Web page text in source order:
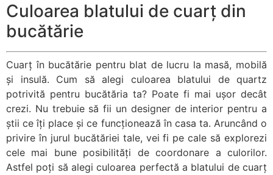
Culoarea blatului de cuarț din
bucătărie
Cuarț în bucătărie pentru blat de lucru la masă, mobilă
și insulă. Cum să alegi culoarea blatului de quartz
potrivită pentru bucătăria ta? Poate fi mai ușor decât
crezi. Nu trebuie să fii un designer de interior pentru a
știi ce îți place și ce funcționează în casa ta. Aruncând o
privire în jurul bucătăriei tale, vei fi pe cale să explorezi
cele mai bune posibilități de coordonare a culorilor.
Astfel poți să alegi culoarea perfectă a blatului de cuarț